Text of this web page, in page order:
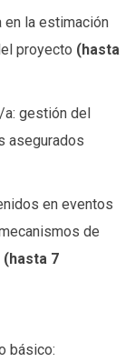
en la estimación
proyecto (hasta
gestión del
asegurados
en eventos
de
(hasta 7
básico: